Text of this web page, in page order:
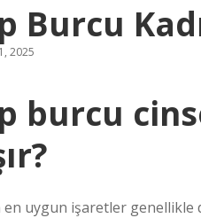
Burcu
2025
burcu
uygun işaretler genellikle